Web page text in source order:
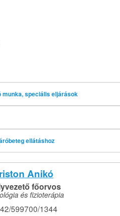
speciális eljárások
ellátáshoz
Anikó
főorvos
és fizioterápia
599700/1344